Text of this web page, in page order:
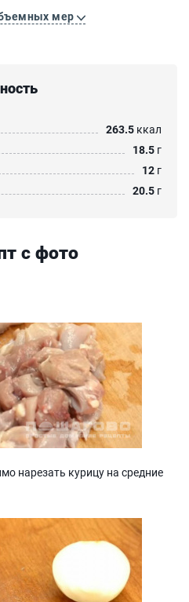
мер
263.5 ккал
18.5 г
12 г
20.5 г
с фото
нарезать курицу на средние